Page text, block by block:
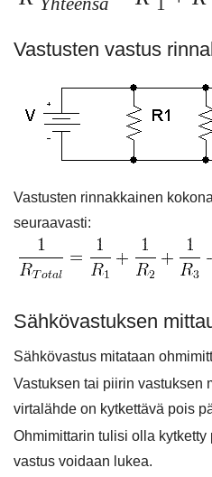
Vastusten vastus
Vastusten rinnakkainen
seuraavasti:
Sähkövastuksen
Sähkövastus mitataan
Vastuksen tai piirin vastuksen
virtalähde on kytkettävä pois
Ohmimittarin tulisi olla
vastus voidaan lukea.